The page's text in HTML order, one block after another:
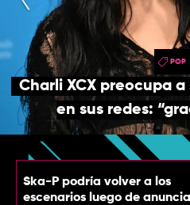
TOP
QUIÉNES SOMOS
CONTACTO
POP
Charli XCX preocupa
en sus redes:
Ska-P podría volver a los
escenarios luego de